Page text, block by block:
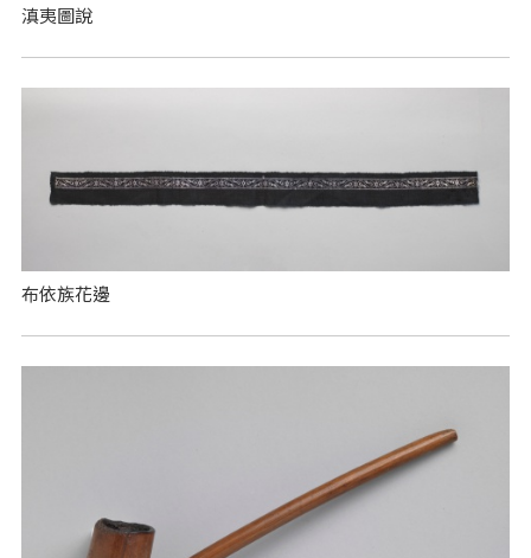
滇夷圖說
布依族花邊